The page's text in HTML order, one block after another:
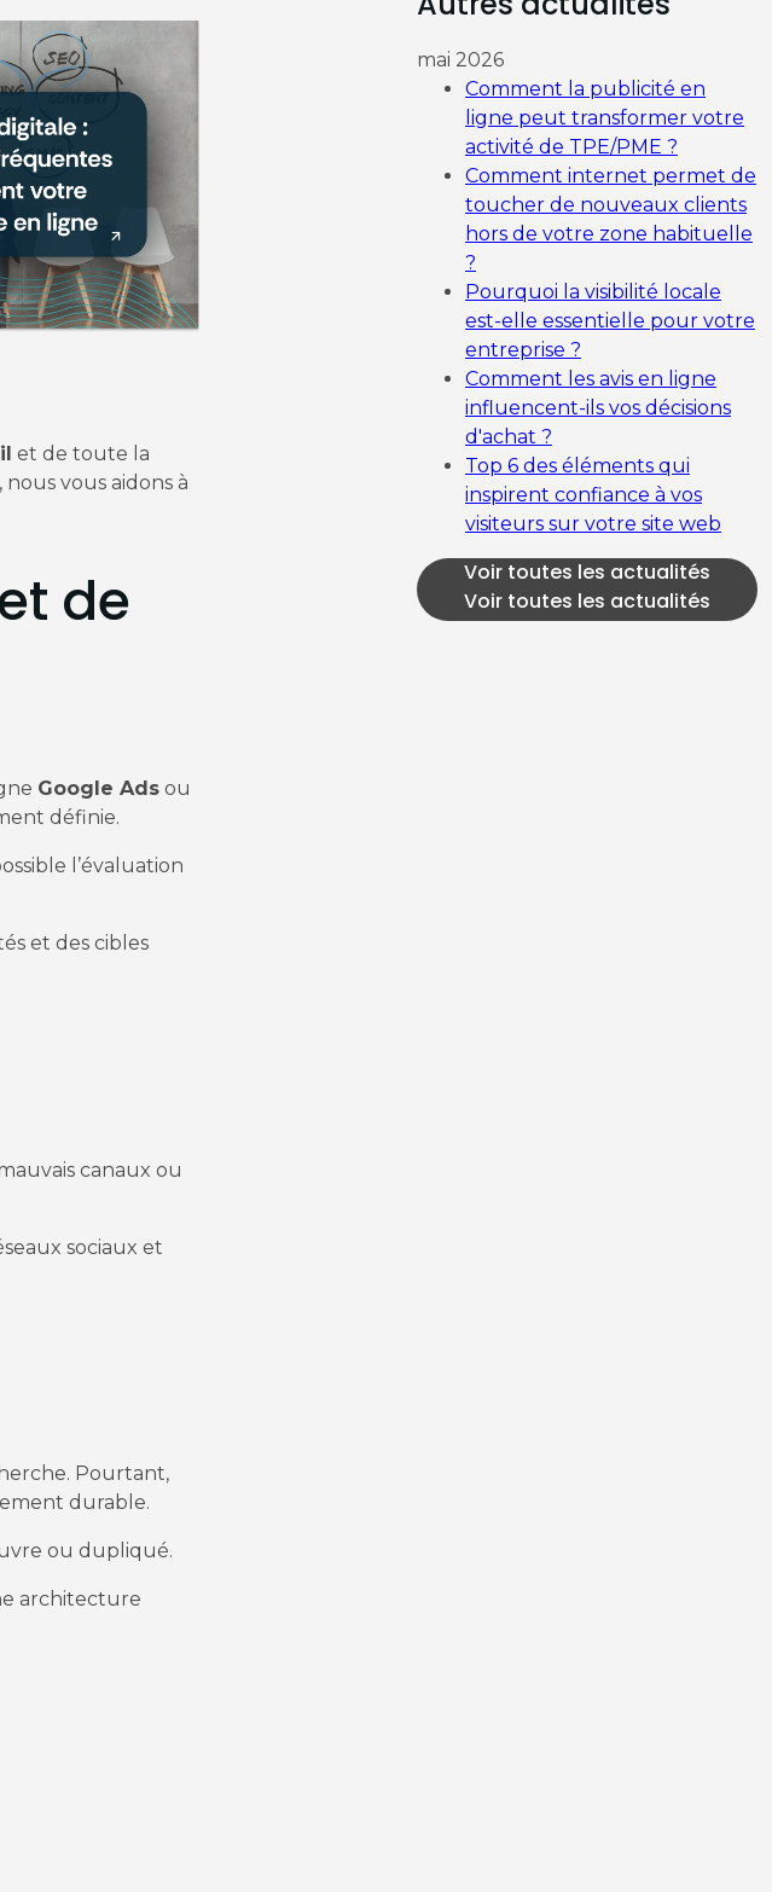
et de toute la
nous vous aidons à
de
Google Ads ou
définie.
l’évaluation
et des cibles
canaux ou
sociaux et
Pourtant,
durable.
ou dupliqué.
architecture
mai 2026
Comment la publicité en
ligne peut transformer votre
activité de TPE/PME ?
Comment internet permet de
toucher de nouveaux clients
hors de votre zone habituelle
?
Pourquoi la visibilité locale
est-elle essentielle pour votre
entreprise ?
Comment les avis en ligne
influencent-ils vos décisions
d'achat ?
Top 6 des éléments qui
inspirent confiance à vos
visiteurs sur votre site web
Voir toutes les actualités
Voir toutes les actualités